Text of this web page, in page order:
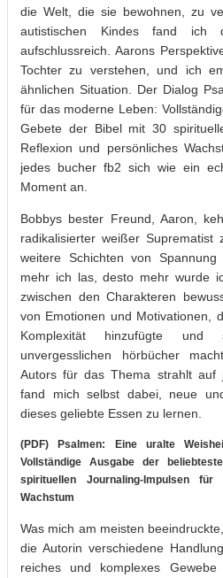
die Welt, die sie bewohnen, zu
autistischen Kindes fand ich
aufschlussreich. Aarons
Tochter zu verstehen, und ich
ähnlichen Situation. Der Dialog
für das moderne Leben:
Gebete der Bibel mit 30
Reflexion und persönliches
jedes bucher fb2 sich wie ein
Moment an.
Bobbys bester Freund, Aaron,
radikalisierter weißer Suprematist
weitere Schichten von
mehr ich las, desto mehr wurde
zwischen den Charakteren
von Emotionen und Motivationen,
Komplexität hinzufügte
unvergesslichen hörbücher
Autors für das Thema strahlt auf
fand mich selbst dabei, neue
dieses geliebte Essen zu lernen.
(PDF) Psalmen: Eine uralte
Vollständige Ausgabe der
spirituellen Journaling-Impulsen
Wachstum
Was mich am meisten
die Autorin verschiedene
reiches und komplexes